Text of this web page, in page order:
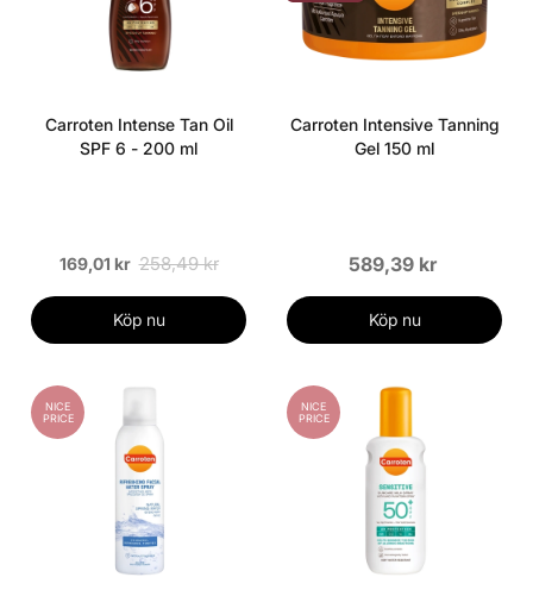
Carroten Intense Tan Oil
SPF 6 - 200 ml
169,01 kr 258,49 kr
Köp nu
Carroten Intensive Tanning
Gel 150 ml
589,39 kr
Köp nu
NICE
PRICE
NICE
PRICE